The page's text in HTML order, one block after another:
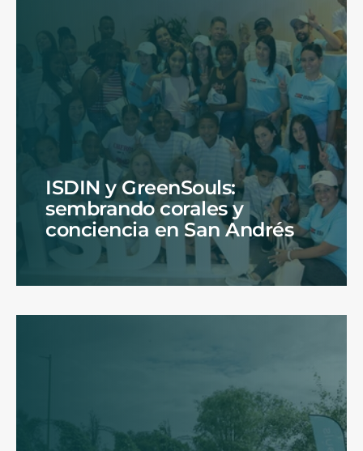
ISDIN y GreenSouls:
sembrando corales y
conciencia en San Andrés